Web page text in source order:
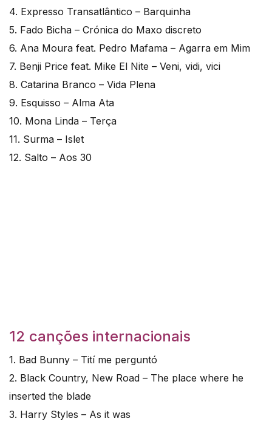
4. Expresso Transatlântico – Barquinha
5. Fado Bicha – Crónica do Maxo discreto
6. Ana Moura feat. Pedro Mafama – Agarra em Mim
7. Benji Price feat. Mike El Nite – Veni, vidi, vici
8. Catarina Branco – Vida Plena
9. Esquisso – Alma Ata
10. Mona Linda – Terça
11. Surma – Islet
12. Salto – Aos 30
12 canções internacionais
1. Bad Bunny – Tití me perguntó
2. Black Country, New Road – The place where he
inserted the blade
3. Harry Styles – As it was